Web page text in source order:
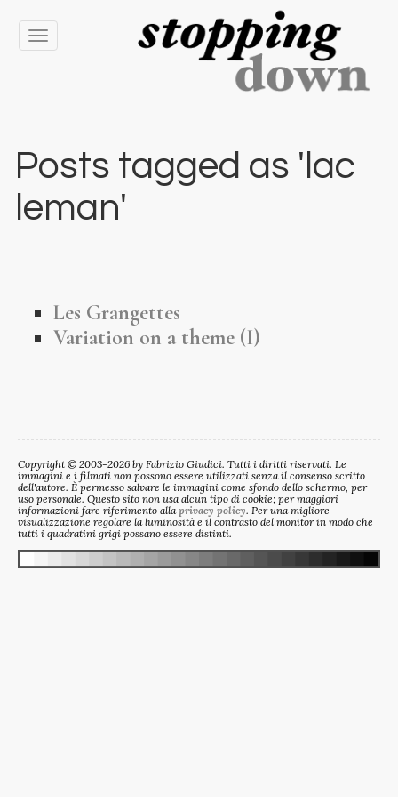
Toggle
navigation
Posts tagged as 'lac
leman'
Les Grangettes
Variation on a theme (I)
Copyright © 2003-2026 by Fabrizio Giudici. Tutti i diritti riservati. Le
immagini e i filmati non possono essere utilizzati senza il consenso scritto
dell'autore. È permesso salvare le immagini come sfondo dello schermo, per
uso personale. Questo sito non usa alcun tipo di cookie; per maggiori
informazioni fare riferimento allaprivacy policy. Per una migliore
visualizzazione regolare la luminosità e il contrasto del monitor in modo che
tutti i quadratini grigi possano essere distinti.